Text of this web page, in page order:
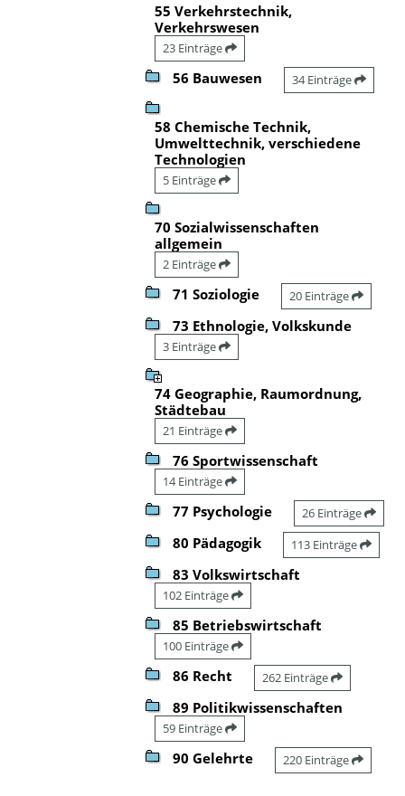
55 Verkehrstechnik,
Verkehrswesen
23 Einträge
56 Bauwesen 34 Einträge
58 Chemische Technik,
Umwelttechnik, verschiedene
Technologien
5 Einträge
70 Sozialwissenschaften
allgemein
2 Einträge
71 Soziologie 20 Einträge
73 Ethnologie, Volkskunde
3 Einträge
74 Geographie, Raumordnung,
Städtebau
21 Einträge
76 Sportwissenschaft
14 Einträge
77 Psychologie 26 Einträge
80 Pädagogik 113 Einträge
83 Volkswirtschaft
102 Einträge
85 Betriebswirtschaft
100 Einträge
86 Recht 262 Einträge
89 Politikwissenschaften
59 Einträge
90 Gelehrte 220 Einträge